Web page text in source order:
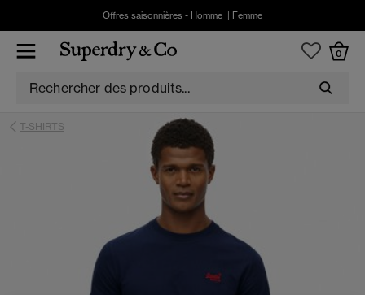
Offres saisonnières - Homme Femme
0
T-SHIRTS